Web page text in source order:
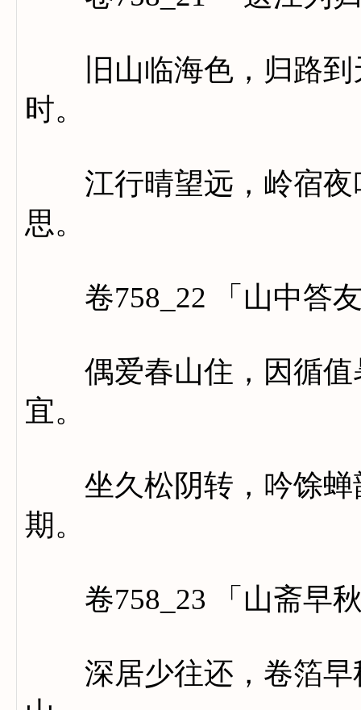
旧山临海色，归路到
时。
江行晴望远，岭宿夜
思。
卷758_22 「山中答
偶爱春山住，因循值
宜。
坐久松阴转，吟馀蝉
期。
卷758_23 「山斋早秋
深居少往还，卷箔早